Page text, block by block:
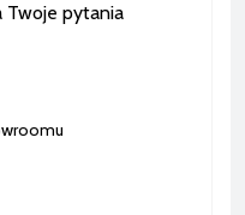
Twoje pytania